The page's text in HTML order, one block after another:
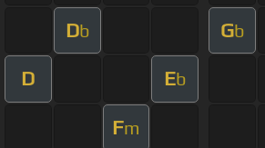
Db Gb
D Eb
Fm